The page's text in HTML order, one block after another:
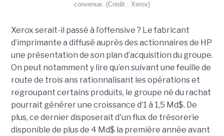
convenue. (Crédit : Xerox)
Xerox serait-il passé à l’offensive ? Le fabricant
d’imprimante a diffusé auprès des actionnaires de HP
une présentation de son plan d’acquisition du groupe.
On peut notamment y lire qu’en suivant une feuille de
route de trois ans rationnalisant les opérations et
regroupant certains produits, le groupe né du rachat
pourrait générer une croissance d’1 à 1,5 Md$. De
plus, ce dernier disposerait d'un flux de trésorerie
disponible de plus de 4 Md$ la première année avant